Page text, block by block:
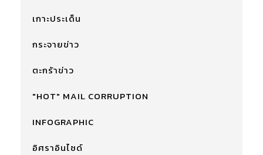
เกาะประเด็น
กระจายข่าว
ตะกร้าข่าว
"HOT" MAIL CORRUPTION
INFOGRAPHIC
อิศราอินไซด์